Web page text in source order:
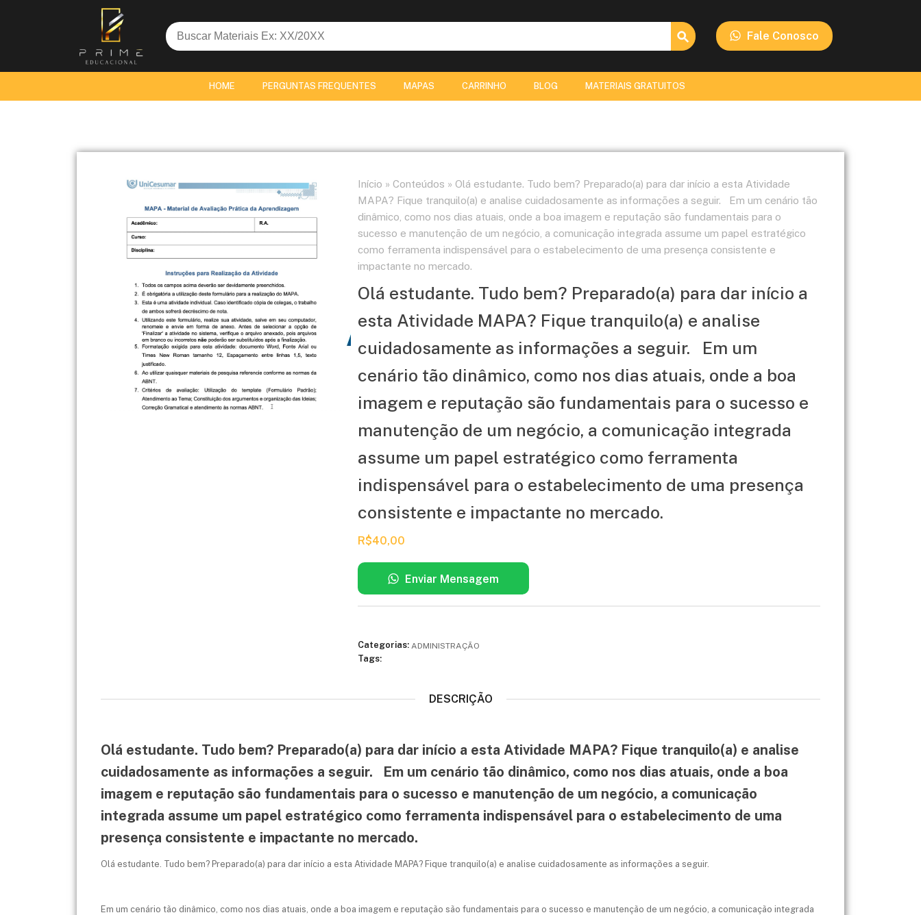
Search
for:
Search Button
Fale Conosco
HOME PERGUNTAS FREQUENTES MAPAS CARRINHO BLOG MATERIAIS GRATUITOS
Início » Conteúdos » Olá estudante. Tudo bem? Preparado(a) para dar início a esta Atividade
MAPA? Fique tranquilo(a) e analise cuidadosamente as informações a seguir. Em um cenário tão
dinâmico, como nos dias atuais, onde a boa imagem e reputação são fundamentais para o
sucesso e manutenção de um negócio, a comunicação integrada assume um papel estratégico
como ferramenta indispensável para o estabelecimento de uma presença consistente e
impactante no mercado.
Olá estudante. Tudo bem? Preparado(a) para dar início a
esta Atividade MAPA? Fique tranquilo(a) e analise
cuidadosamente as informações a seguir. Em um
cenário tão dinâmico, como nos dias atuais, onde a boa
imagem e reputação são fundamentais para o sucesso e
manutenção de um negócio, a comunicação integrada
assume um papel estratégico como ferramenta
indispensável para o estabelecimento de uma presença
consistente e impactante no mercado.
R$40,00
Enviar Mensagem
Categorias: ADMINISTRAÇÃO
Tags:
DESCRIÇÃO
Olá estudante. Tudo bem? Preparado(a) para dar início a esta Atividade MAPA? Fique tranquilo(a) e analise
cuidadosamente as informações a seguir. Em um cenário tão dinâmico, como nos dias atuais, onde a boa
imagem e reputação são fundamentais para o sucesso e manutenção de um negócio, a comunicação
integrada assume um papel estratégico como ferramenta indispensável para o estabelecimento de uma
presença consistente e impactante no mercado.
Olá estudante. Tudo bem? Preparado(a) para dar início a esta Atividade MAPA? Fique tranquilo(a) e analise cuidadosamente as informações a seguir.
Em um cenário tão dinâmico, como nos dias atuais, onde a boa imagem e reputação são fundamentais para o sucesso e manutenção de um negócio, a comunicação integrada